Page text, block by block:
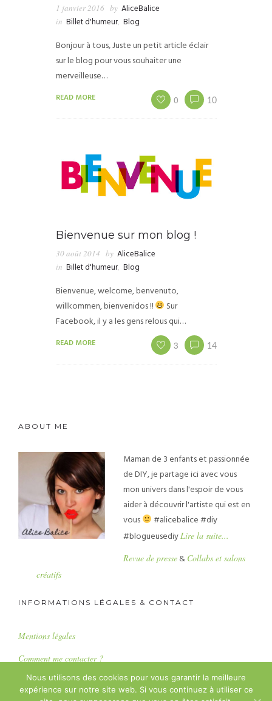
1 janvier 2016 by AliceBalice
in Billet d'humeur, Blog
Bonjour à tous, Juste un petit article éclair
sur le blog pour vous souhaiter une
merveilleuse…
READ MORE 0 10
Bienvenue sur mon blog !
30 août 2014 by AliceBalice
in Billet d'humeur, Blog
Bienvenue, welcome, benvenuto,
willkommen, bienvenidos !!
Sur
Facebook, il y a les gens relous qui…
READ MORE 3 14
ABOUT ME
Maman de 3 enfants et passionnée
de DIY, je partage ici avec vous
mon univers dans l'espoir de vous
aider à découvrir l'artiste qui est en
vous
#alicebalice #diy
#blogueusediyLire la suite...
Revue de presse & Collabs et salons
créatifs
INFORMATIONS LÉGALES & CONTACT
Mentions légales
Comment me contacter ?
Copyright : Alice Balice SASU
Nous utilisons des cookies pour vous garantir la meilleure
expérience sur notre site web. Si vous continuez à utiliser ce